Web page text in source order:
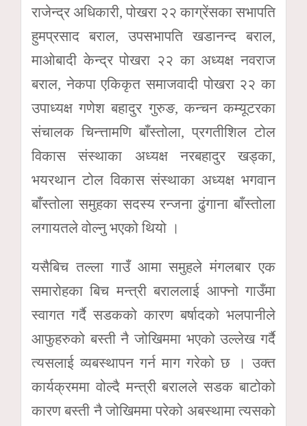
राजेन्द्र अधिकारी, पोखरा २२ काग्रेंसका सभापति
हुमप्रसाद बराल, उपसभापति खडानन्द बराल,
माओबादी केन्द्र पोखरा २२ का अध्यक्ष नवराज
बराल, नेकपा एकिकृत समाजवादी पोखरा २२ का
उपाध्यक्ष गणेश बहादुर गुरुङ, कन्चन कम्यूटरका
संचालक चिन्त्तामणि बाँस्तोला, प्रगतीशिल टोल
विकास संस्थाका अध्यक्ष नरबहादुर खड्का,
भयरथान टोल विकास संस्थाका अध्यक्ष भगवान
बाँस्तोला समुहका सदस्य रन्जना ढुंगाना बाँस्तोला
लगायतले वोल्नु भएको थियो ।
यसैबिच तल्ला गाउँ आमा समुहले मंगलबार एक
समारोहका बिच मन्त्री बराललाई आफ्नो गाउँमा
स्वागत गर्दै सडकको कारण बर्षादको भलपानीले
आफुहरुको बस्ती नै जोखिममा भएको उल्लेख गर्दै
त्यसलाई व्यबस्थापन गर्न माग गरेको छ । उक्त
कार्यक्रममा वोल्दै मन्त्री बरालले सडक बाटोको
कारण बस्ती नै जोखिममा परेको अबस्थामा त्यसको